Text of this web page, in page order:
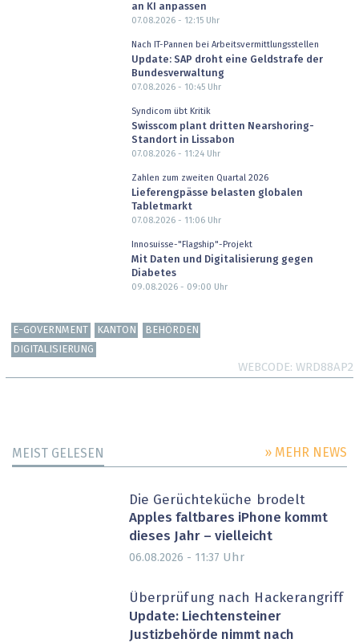
an KI anpassen
07.08.2026 - 12:15Uhr
Nach IT-Pannen bei Arbeitsvermittlungsstellen
Update: SAP droht eine Geldstrafe der
Bundesverwaltung
07.08.2026 - 10:45Uhr
Syndicom übt Kritik
Swisscom plant dritten Nearshoring-
Standort in Lissabon
07.08.2026 - 11:24Uhr
Zahlen zum zweiten Quartal 2026
Lieferengpässe belasten globalen
Tabletmarkt
07.08.2026 - 11:06Uhr
Innosuisse-"Flagship"-Projekt
Mit Daten und Digitalisierung gegen
Diabetes
09.08.2026 - 09:00 Uhr
E-GOVERNMENT KANTON
BEHÖRDEN
DIGITALISIERUNG
WEBCODE WRD88AP2
MEIST GELESEN » MEHR NEWS
Die Gerüchteküche brodelt
Apples faltbares iPhone kommt
dieses Jahr – vielleicht
06.08.2026 - 11:37 Uhr
Überprüfung nach Hackerangriff
Update: Liechtensteiner
Justizbehörde nimmt nach